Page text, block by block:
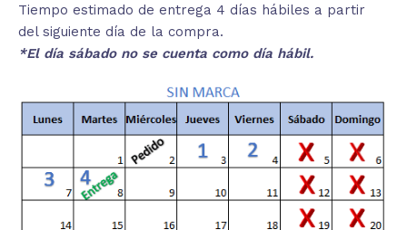
Tiempo estimado de entrega 4 días hábiles a partir
del siguiente día de la compra.
*El día sábado no se cuenta como día hábil.